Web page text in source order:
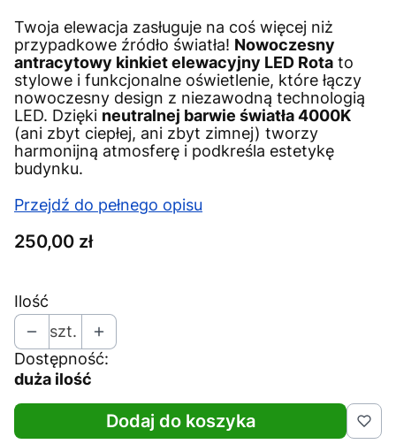
Twoja elewacja zasługuje na coś więcej niż
przypadkowe źródło światła! Nowoczesny
antracytowy kinkiet elewacyjny LED Rota to
stylowe i funkcjonalne oświetlenie, które łączy
nowoczesny design z niezawodną technologią
LED. Dzięki neutralnej barwie światła 4000K
(ani zbyt ciepłej, ani zbyt zimnej) tworzy
harmonijną atmosferę i podkreśla estetykę
budynku.
Przejdź do pełnego opisu
Cena
250,00 zł
Ilość
szt.
Dostępność:
duża ilość
Dodaj do koszyka